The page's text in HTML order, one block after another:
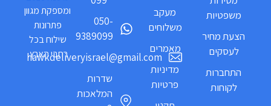
משפטיות
הצעת מחיר
לעסקים
התחברות
לקוחות
מעקב
משלוחים
מאמרים
מדיניות
פרטיות
050-
9389099
hawkdeliveryisrael@gmail.com
שדרות
המלאכות
ומספקת מגוון
פתרונות
שילוח בכל
רחבי הארץ.